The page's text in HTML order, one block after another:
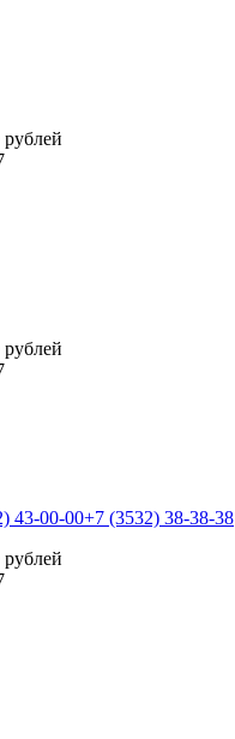
рублей
рублей
43-00-00+7 (3532) 38-38-38
рублей